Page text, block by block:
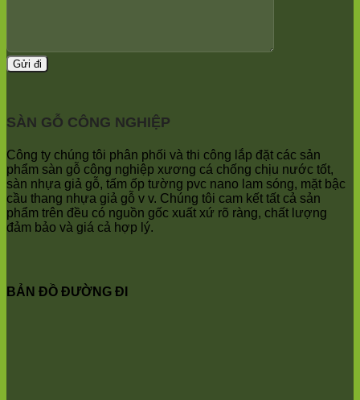
SÀN GỖ CÔNG NGHIỆP
Công ty chúng tôi phân phối và thi công lắp đặt các sản
phẩm sàn gỗ công nghiệp xương cá chống chịu nước tốt,
sàn nhựa giả gỗ, tấm ốp tường pvc nano lam sóng, mặt bậc
cầu thang nhựa giả gỗ v v. Chúng tôi cam kết tất cả sản
phẩm trên đều có nguồn gốc xuất xứ rõ ràng, chất lượng
đảm bảo và giá cả hợp lý.
BẢN ĐỒ ĐƯỜNG ĐI